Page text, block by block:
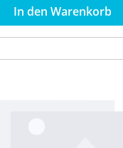
In den Warenkorb